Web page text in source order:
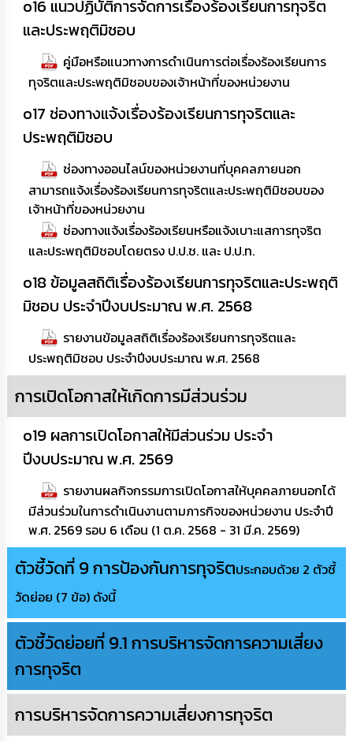
o16 แนวปฏิบัติการจัดการเรื่องร้องเรียนการทุจริต
และประพฤติมิชอบ
คู่มือหรือแนวทางการดำเนินการต่อเรื่องร้องเรียนการ
ทุจริตและประพฤติมิชอบของเจ้าหน้าที่ของหน่วยงาน
o17 ช่องทางแจ้งเรื่องร้องเรียนการทุจริตและ
ประพฤติมิชอบ
ช่องทางออนไลน์ของหน่วยงานที่บุคคลภายนอก
สามารถแจ้งเรื่องร้องเรียนการทุจริตและประพฤติมิชอบของ
เจ้าหน้าที่ของหน่วยงาน
ช่องทางแจ้งเรื่องร้องเรียนหรือแจ้งเบาะแสการทุจริต
และประพฤติมิชอบโดยตรง ป.ป.ช. และ ป.ป.ท.
o18 ข้อมูลสถิติเรื่องร้องเรียนการทุจริตและประพฤติ
มิชอบ ประจำปีงบประมาณ พ.ศ. 2568
รายงานข้อมูลสถิติเรื่องร้องเรียนการทุจริตและ
ประพฤติมิชอบ ประจำปีงบประมาณ พ.ศ. 2568
การเปิดโอกาสให้เกิดการมีส่วนร่วม
o19 ผลการเปิดโอกาสให้มีส่วนร่วม ประจำ
ปีงบประมาณ พ.ศ. 2569
รายงานผลกิจกรรมการเปิดโอกาสให้บุคคลภายนอกได้
มีส่วนร่วมในการดำเนินงานตามภารกิจของหน่วยงาน ประจำปี
พ.ศ. 2569 รอบ 6 เดือน (1 ต.ค. 2568 - 31 มี.ค. 2569)
ตัวชี้วัดที่ 9 การป้องกันการทุจริตประกอบด้วย 2 ตัวชี้
วัดย่อย (7 ข้อ) ดังนี้
ตัวชี้วัดย่อยที่ 9.1 การบริหารจัดการความเสี่ยง
การทุจริต
การบริหารจัดการความเสี่ยงการทุจริต